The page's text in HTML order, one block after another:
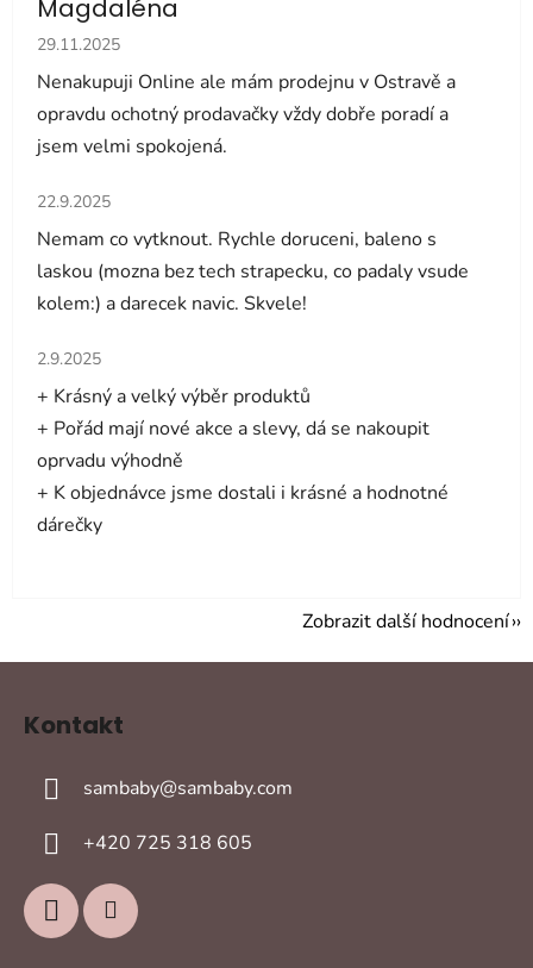
Magdaléna
Hodnocení obchodu je 5 z 5 hvězdiček.
29.11.2025
Nenakupuji Online ale mám prodejnu v Ostravě a
opravdu ochotný prodavačky vždy dobře poradí a
jsem velmi spokojená.
Hodnocení obchodu je 5 z 5 hvězdiček.
22.9.2025
Nemam co vytknout. Rychle doruceni, baleno s
laskou (mozna bez tech strapecku, co padaly vsude
kolem:) a darecek navic. Skvele!
Hodnocení obchodu je 5 z 5 hvězdiček.
2.9.2025
+ Krásný a velký výběr produktů
+ Pořád mají nové akce a slevy, dá se nakoupit
oprvadu výhodně
+ K objednávce jsme dostali i krásné a hodnotné
dárečky
Zobrazit další hodnocení
Kontakt
sambaby@sambaby.com
+420 725 318 605